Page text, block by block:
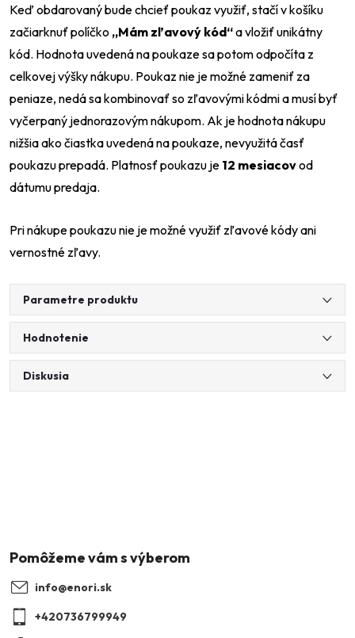
Keď obdarovaný bude chcieť poukaz využiť, stačí v košíku
začiarknuť políčko „Mám zľavový kód“a vložiť unikátny
kód. Hodnota uvedená na poukaze sa potom odpočíta z
celkovej výšky nákupu. Poukaz nie je možné zameniť za
peniaze, nedá sa kombinovať so zľavovými kódmi a musí byť
vyčerpaný jednorazovým nákupom. Ak je hodnota nákupu
nižšia ako čiastka uvedená na poukaze, nevyužitá časť
poukazu prepadá. Platnosť poukazu je 12 mesiacovod
dátumu predaja.
Pri nákupe poukazu nie je možné využiť zľavové kódy ani
vernostné zľavy.
Parametre produktu
Hodnotenie
Diskusia
info@enori.sk
+420736799949
Powered by chaterimo